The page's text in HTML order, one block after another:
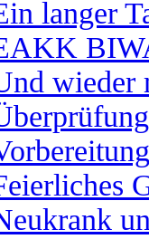
langer
wieder